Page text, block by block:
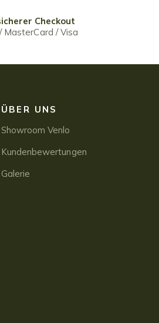
Checkout
MasterCard / Visa
ÜBER UNS
Showroom Venlo
Kundenbewertungen
Galerie